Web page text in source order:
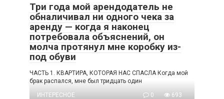
Три года мой арендодатель не
обналичивал ни одного чека за
аренду — когда я наконец
потребовала объяснений, он
молча протянул мне коробку из-
под обуви
ЧАСТЬ 1. КВАРТИРА, КОТОРАЯ НАС СПАСЛА Когда мой
брак распался, мне был тридцать один
ИНТЕРЕСНОЕ
0 693